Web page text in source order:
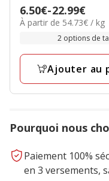
Prix
de
à
22.99€
6.50€-22.99€
54.73€
À partir de 54.73€ / kg
2 options de
Ajouter au
Pourquoi nous
Paiement 100%
en 3 versements,